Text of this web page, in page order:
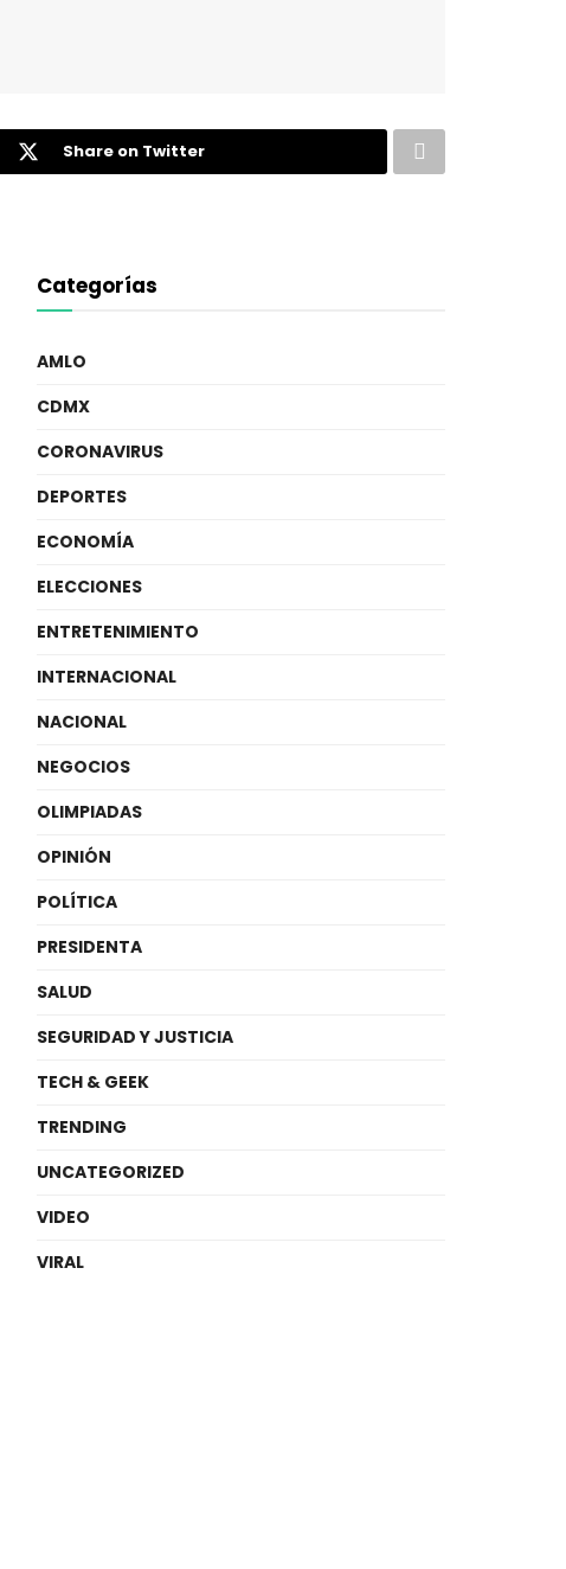
Share on Twitter
Categorías
AMLO
CDMX
CORONAVIRUS
DEPORTES
ECONOMÍA
ELECCIONES
ENTRETENIMIENTO
INTERNACIONAL
NACIONAL
NEGOCIOS
OLIMPIADAS
OPINIÓN
POLÍTICA
PRESIDENTA
SALUD
SEGURIDAD Y JUSTICIA
TECH & GEEK
TRENDING
UNCATEGORIZED
VIDEO
VIRAL